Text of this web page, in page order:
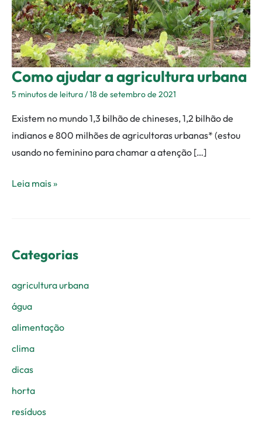
Como ajudar a agricultura urbana
5 minutos de leitura/18 de setembro de 2021
Existem no mundo 1,3 bilhão de chineses, 1,2 bilhão de
indianos e 800 milhões de agricultoras urbanas* (estou
usando no feminino para chamar a atenção […]
Leia mais »
Categorias
agricultura urbana
água
alimentação
clima
dicas
horta
resíduos